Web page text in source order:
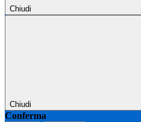
Chiudi
Chiudi
Conferma